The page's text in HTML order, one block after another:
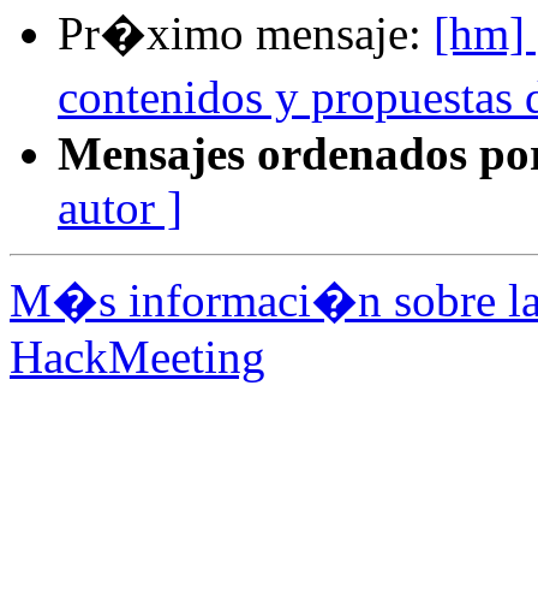
Pr�ximo mensaje: [hm]
contenidos y
Mensajes ordenados
autor ]
M�s informaci�n sobre
HackMeeting